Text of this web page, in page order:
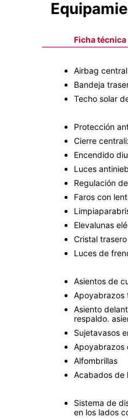
Ficha técnica
Airbag
Bandeja
Techo solar
Protección
Cierre
Encendido
Luces
Regulación
Faros con
Elevalunas
Cristal
Luces de
Asientos de
Apoyabrazos
Asiento
respaldo.
Sujetavasos
Apoyabrazos
Alfombrillas
Acabados de
Sistema de
en los lados